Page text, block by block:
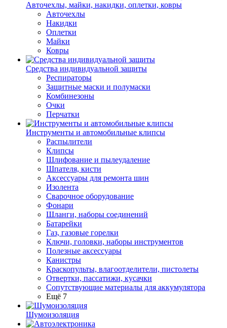
Авточехлы, майки, накидки, оплетки, ковры
Авточехлы
Накидки
Оплетки
Майки
Ковры
Средства индивидуальной защиты
Респираторы
Защитные маски и полумаски
Комбинезоны
Очки
Перчатки
Инструменты и автомобильные клипсы
Распылители
Клипсы
Шлифование и пылеудаление
Шпателя, кисти
Аксессуары для ремонта шин
Изолента
Сварочное оборудование
Фонари
Шланги, наборы соединений
Батарейки
Газ, газовые горелки
Ключи, головки, наборы инструментов
Полезные аксессуары
Канистры
Краскопульты, влагоотделители, пистолеты
Отвертки, пассатижи, кусачки
Сопутствующие материалы для аккумулятора
Ещё 7
Шумоизоляция